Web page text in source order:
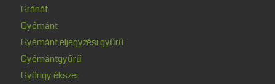
Gránát
Gyémánt
Gyémánt eljegyzési gyűrű
Gyémántgyűrű
Gyöngy ékszer